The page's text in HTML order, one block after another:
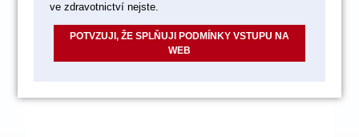
ve zdravotnictví nejste.
POTVZUJI, ŽE SPLŇUJI PODMÍNKY VSTUPU NA
WEB